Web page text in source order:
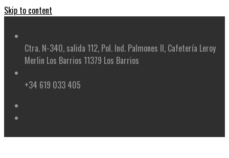
Skip to content
Ctra. N-340, salida 112, Pol. Ind. Palmones II, Cafetería Leroy
Merlin Los Barrios 11379 Los Barrios
+34 619 033 405